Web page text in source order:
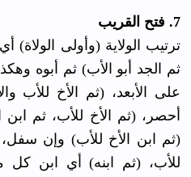
7. فتح القريب
ترتيب الولاية (وأولى الولاة)
ثم الجد أبو الأب) ثم أبوه
على الأبعد، (ثم الأخ للأب
أحصر، (ثم الأخ للأب، ثم
(ثم ابن الأخ للأب) وإن
للأب، (ثم ابنه) أي ابن